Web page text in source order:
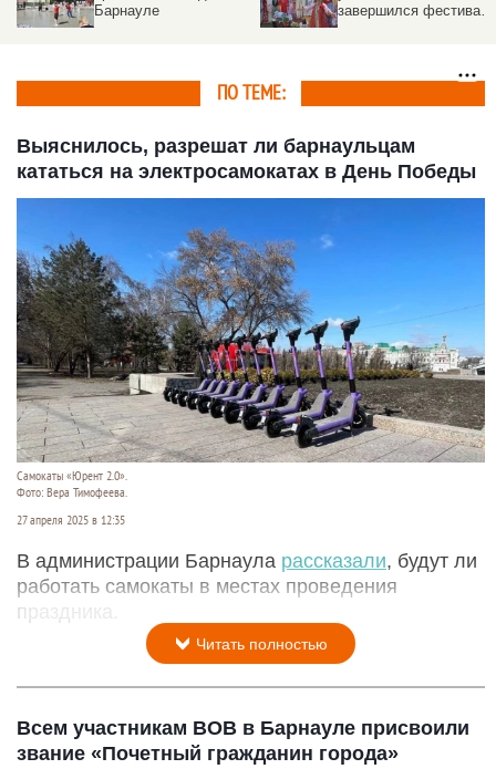
Барнауле
завершился фестиваль
ПО ТЕМЕ:
Выяснилось, разрешат ли барнаульцам
кататься на электросамокатах в День Победы
Самокаты «Юрент 2.0».
Фото: Вера Тимофеева.
27 апреля 2025 в 12:35
В администрации Барнаула рассказали, будут ли
работать самокаты в местах проведения
праздника.
Читать полностью
Всем участникам ВОВ в Барнауле присвоили
звание «Почетный гражданин города»